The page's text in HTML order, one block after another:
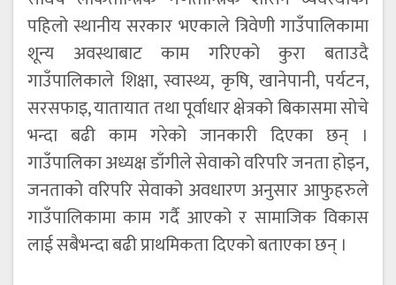
पहिलो स्थानीय सरकार भएकाले त्रिवेणी गाउँपालिकामा
शून्य अवस्थाबाट काम गरिएको कुरा बताउदै
गाउँपालिकाले शिक्षा, स्वास्थ्य, कृषि, खानेपानी, पर्यटन,
सरसफाइ, यातायात तथा पूर्वाधार क्षेत्रको बिकासमा सोचे
भन्दा बढी काम गरेको जानकारी दिएका छन् ।
गाउँपालिका अध्यक्ष डाँगीले सेवाको वरिपरि जनता होइन,
जनताको वरिपरि सेवाको अवधारण अनुसार आफुहरुले
गाउँपालिकामा काम गर्दै आएको र सामाजिक विकास
लाई सबैभन्दा बढी प्राथमिकता दिएको बताएका छन् ।